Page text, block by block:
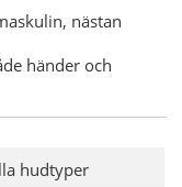
nästan
händer och
samt Aloe Vera
hudtyper